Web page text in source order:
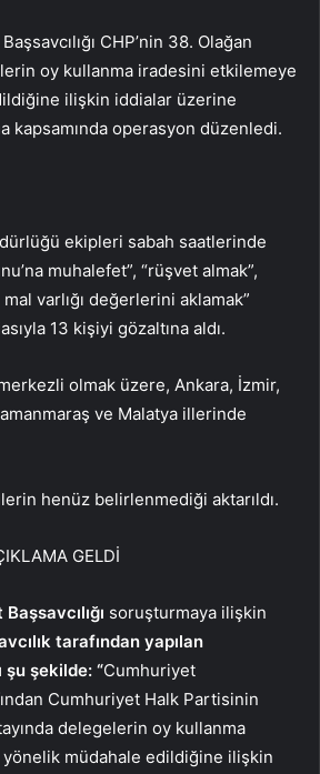
CHP’nin 38. Olağan
oy kullanma iradesini etkilemeye
ilişkin iddialar üzerine
kapsamında operasyon düzenledi.
ekipleri sabah saatlerinde
muhalefet”, “rüşvet almak”,
varlığı değerlerini aklamak”
13 kişiyi gözaltına aldı.
olmak üzere, Ankara, İzmir,
ve Malatya illerinde
henüz belirlenmediği aktarıldı.
GELDİ
soruşturmaya ilişkin
tarafından yapılan
şu şekilde: “Cumhuriyet
Cumhuriyet Halk Partisinin
delegelerin oy kullanma
müdahale edildiğine ilişkin